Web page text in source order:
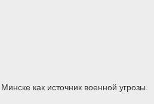
как источник военной угрозы.